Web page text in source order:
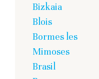
Bizkaia
Blois
Bormes les
Mimoses
Brasil